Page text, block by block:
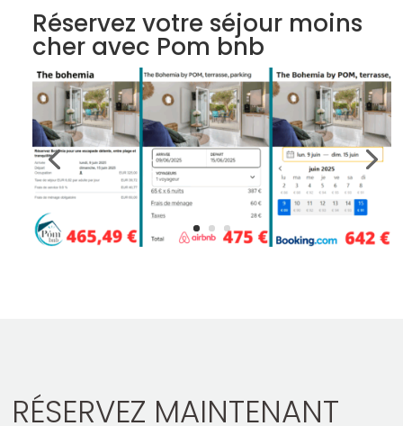
Réservez votre séjour moins
cher avec Pom bnb
RÉSERVEZ MAINTENANT